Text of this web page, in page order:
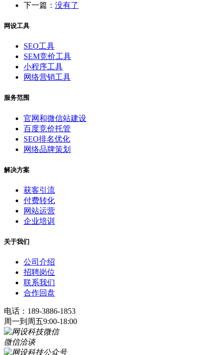
下一篇： 没有了
网设工具
SEO工具
SEM竞价工具
小程序工具
网络营销工具
服务范围
官网和微信站建设
百度竞价托管
SEO排名优化
网络品牌策划
解决方案
获客引流
付费转化
网站运营
企业培训
关于我们
公司介绍
招聘岗位
联系我们
合作回盘
电话：189-3886-1853
周一到周五9:00-18:00
微信洽谈